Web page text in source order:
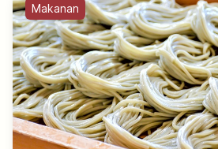
Makanan